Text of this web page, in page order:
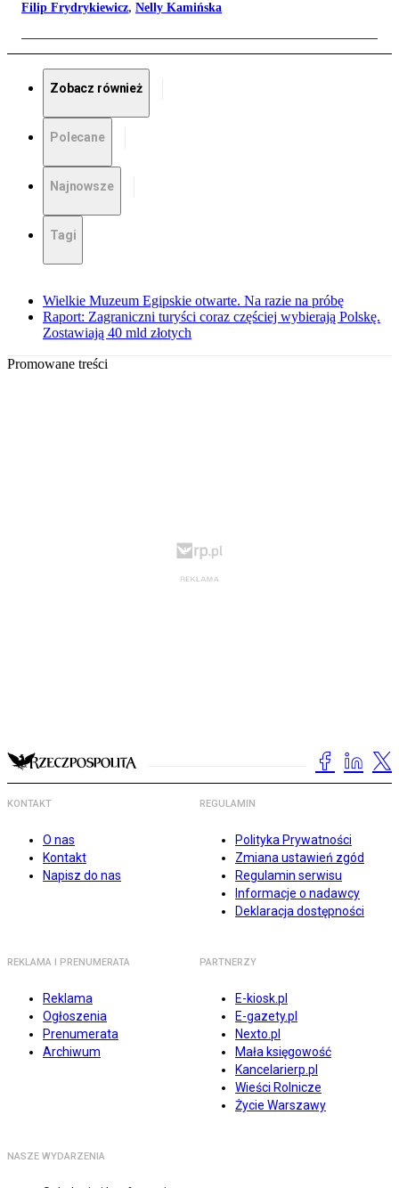
Filip Frydrykiewicz, Nelly Kamińska
Zobacz również
Polecane
Najnowsze
Tagi
Wielkie Muzeum Egipskie otwarte. Na razie na próbę
Raport: Zagraniczni turyści coraz częściej wybierają Polskę.
Zostawiają 40 mld złotych
Promowane treści
KONTAKT
O nas
Kontakt
Napisz do nas
REGULAMIN
Polityka Prywatności
Zmiana ustawień zgód
Regulamin serwisu
Informacje o nadawcy
Deklaracja dostępności
REKLAMA I PRENUMERATA
Reklama
Ogłoszenia
Prenumerata
Archiwum
PARTNERZY
E-kiosk.pl
E-gazety.pl
Nexto.pl
Mała księgowość
Kancelarierp.pl
Wieści Rolnicze
Życie Warszawy
NASZE WYDARZENIA